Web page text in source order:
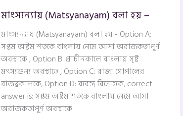
মাংস্যন্যায় (Matsyanayam) বলা হয় –
মাংস্যন্যায় (Matsyanayam) বলা হয় - Option A:
সপ্তম অষ্টম শতকে বাংলায় নেমে আসা অরাজকতাপূর্ণ
অবস্থাকে , Option B: প্রাচীনকালে বাংলায় সৃষ্ট
মৎস্যশুন্য অবস্থাতে , Option C: রাজা গোপালের
রাজত্বকালকে, Option D: বরেন্দ্র বিদ্রোহকে, correct
answer is: সপ্তম অষ্টম শতকে বাংলায় নেমে আসা
অরাজকতাপূর্ণ অবস্থাকে